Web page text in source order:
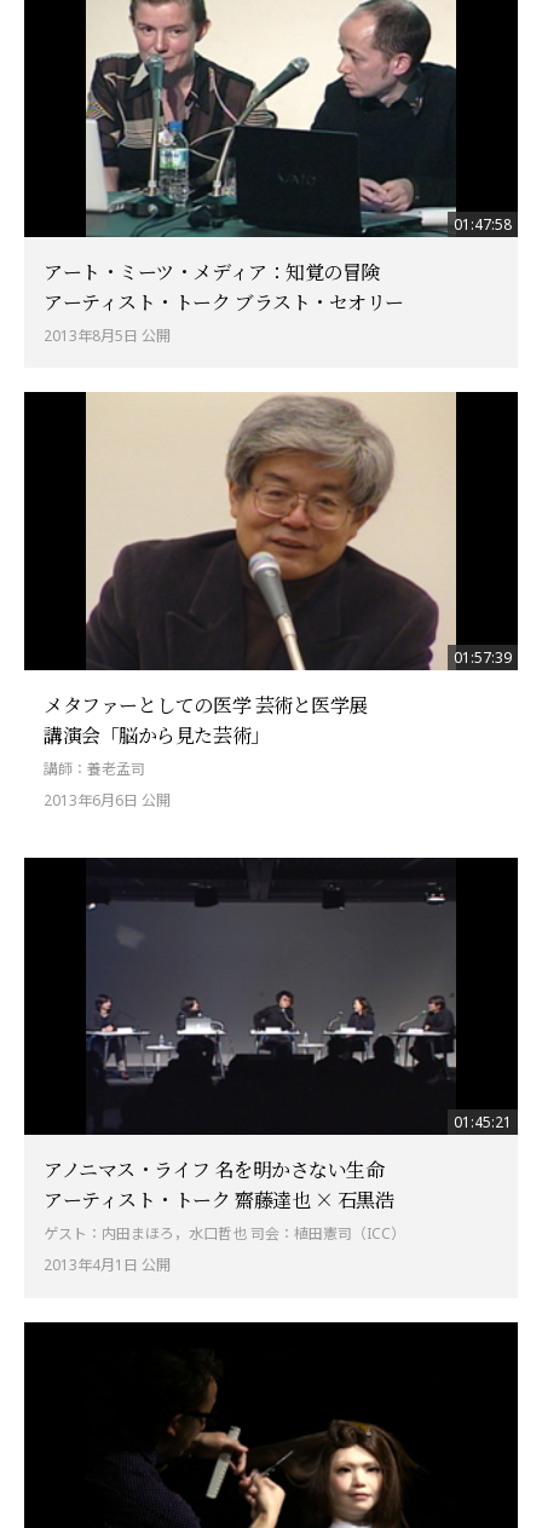
01:47:58
アート・ミーツ・メディア：知覚の冒険
アーティスト・トーク ブラスト・セオリー
2013年8月5日 公開
01:57:39
メタファーとしての医学 芸術と医学展
講演会「脳から見た芸術」
講師：養老孟司
2013年6月6日 公開
01:45:21
アノニマス・ライフ 名を明かさない生命
アーティスト・トーク 齋藤達也 × 石黒浩
ゲスト：内田まほろ，水口哲也 司会：植田憲司（ICC）
2013年4月1日 公開